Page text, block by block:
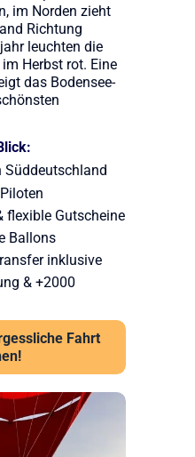
im Norden zieht
Richtung
leuchten die
Herbst rot. Eine
das Bodensee-
Süddeutschland
flexible Gutscheine
Ballons
inklusive
& +2000
Fahrt